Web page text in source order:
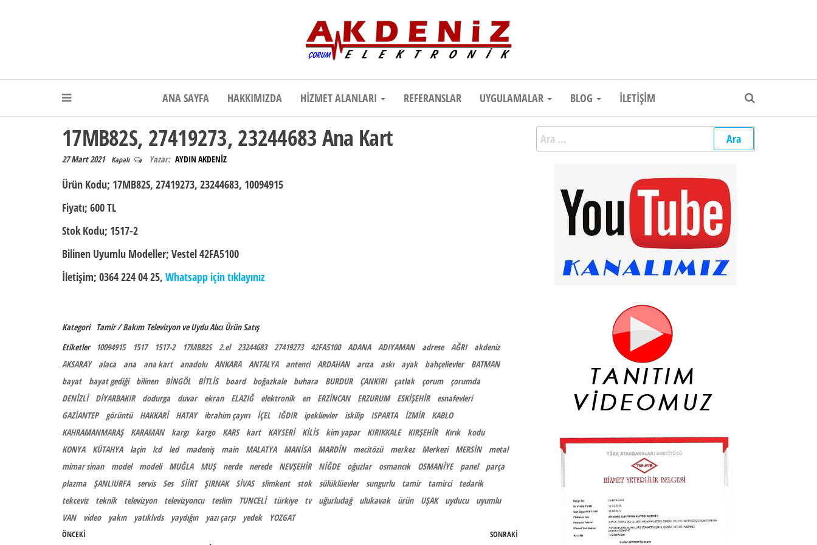
Akdeniz Elektronik Teknik Destek, Kaliteli Hizmet | Çorum Elektronik Firması
ANA SAYFA HAKKIMIZDA HIZMET ALANLARI REFERANSLAR UYGULAMALAR BLOG İLETIŞIM
17MB82S, 27419273, 23244683 Ana Kart
27 Mart 2021 Kapalı Yazar: AYDIN AKDENİZ
Ürün Kodu; 17MB82S, 27419273, 23244683, 10094915
Fiyatı; 600 TL
Stok Kodu; 1517-2
Bilinen Uyumlu Modeller; Vestel 42FA5100
İletişim; 0364 224 04 25, Whatsapp için tıklayınız
Kategori Tamir / Bakım Televizyon ve Uydu Alıcı Ürün Satış
Etiketler
10094915 1517 1517-2 17MB82S 2.el 23244683 27419273 42FA5100 ADANA ADIYAMAN adrese AĞRI
akdeniz
AKSARAY
alaca ana ana kart anadolu ANKARA ANTALYA antenci ARDAHAN arıza askı ayak bahçelievler
BATMAN
bayat
bayat gediği bilinen BİNGÖL BİTLİS board boğazkale buhara BURDUR ÇANKIRI çatlak çorum
çorumda
DENİZLİ
DİYARBAKIR dodurga duvar ekran ELAZIĞ elektronik en ERZİNCAN ERZURUM ESKİŞEHİR
esnafevleri
GAZİANTEP
görüntü HAKKARİ HATAY ibrahim çayırı İÇEL IĞDIR ipeklievler iskilip ISPARTA İZMİR
KABLO
KAHRAMANMARAŞ
KARAMAN kargı kargo KARS kart KAYSERİ KİLİS kim yapar KIRIKKALE KIRŞEHİR Kırık
kodu
KONYA
KÜTAHYA laçin lcd led madeniş main MALATYA MANİSA MARDİN mecitözü merkez Merkezi MERSİN
metal
mimar sinan
model modeli MUĞLA MUŞ nerde nerede NEVŞEHİR NİĞDE oğuzlar osmancık OSMANİYE panel
parça
plazma
ŞANLIURFA servis Ses SİİRT ŞIRNAK SİVAS slimkent stok sülüklüevler sungurlu tamir tamirci
tedarik
tekceviz
teknik televizyon televizyoncu teslim TUNCELİ türkiye tv uğurludağ ulukavak ürün UŞAK uyducu
uyumlu
VAN
video yakın yatıklvds yaydığın yazı çarşı yedek YOZGAT
Yazı gezinmesi
Önceki Yazı
ÖNCEKI SONRAKI
Arama: